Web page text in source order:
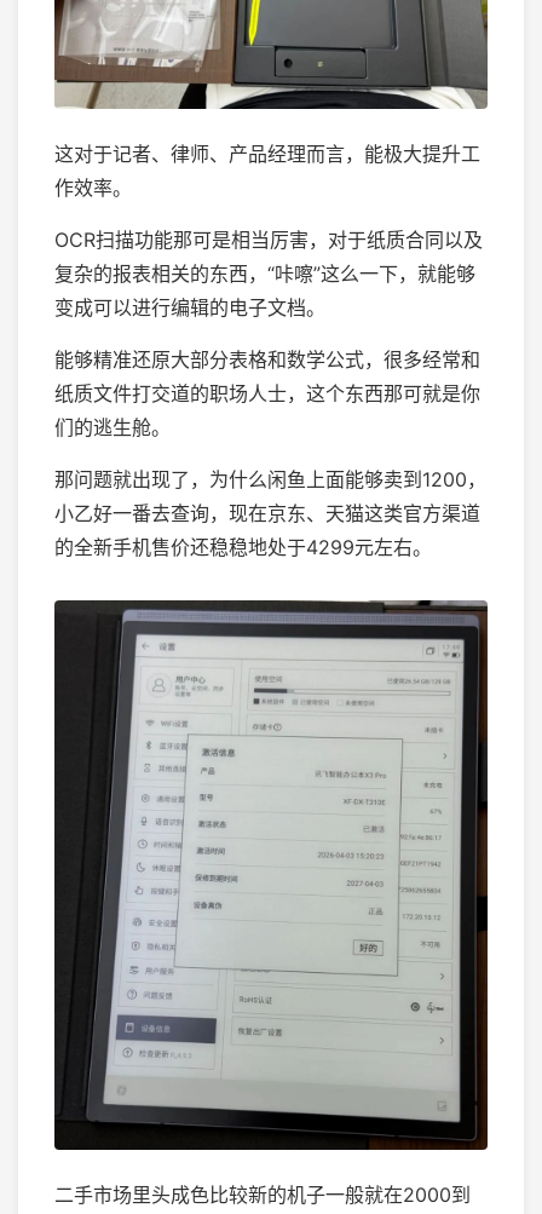
这对于记者、律师、产品经理而言，能极大提升工
作效率。
OCR扫描功能那可是相当厉害，对于纸质合同以及
复杂的报表相关的东西，“咔嚓”这么一下，就能够
变成可以进行编辑的电子文档。
能够精准还原大部分表格和数学公式，很多经常和
纸质文件打交道的职场人士，这个东西那可就是你
们的逃生舱。
那问题就出现了，为什么闲鱼上面能够卖到1200，
小乙好一番去查询，现在京东、天猫这类官方渠道
的全新手机售价还稳稳地处于4299元左右。
二手市场里头成色比较新的机子一般就在2000到